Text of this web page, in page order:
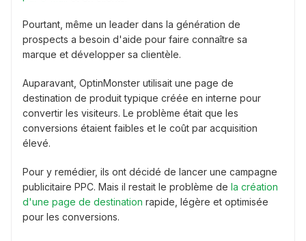
Pourtant, même un leader dans la génération de
prospects a besoin d'aide pour faire connaître sa
marque et développer sa clientèle.
Auparavant, OptinMonster utilisait une page de
destination de produit typique créée en interne pour
convertir les visiteurs. Le problème était que les
conversions étaient faibles et le coût par acquisition
élevé.
Pour y remédier, ils ont décidé de lancer une campagne
publicitaire PPC. Mais il restait le problème de la création
d'une page de destination rapide, légère et optimisée
pour les conversions.